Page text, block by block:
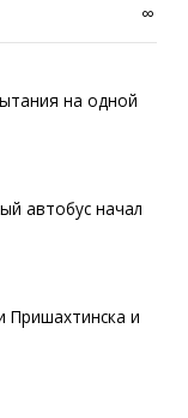
∞
на одной
автобус начал
Пришахтинска и